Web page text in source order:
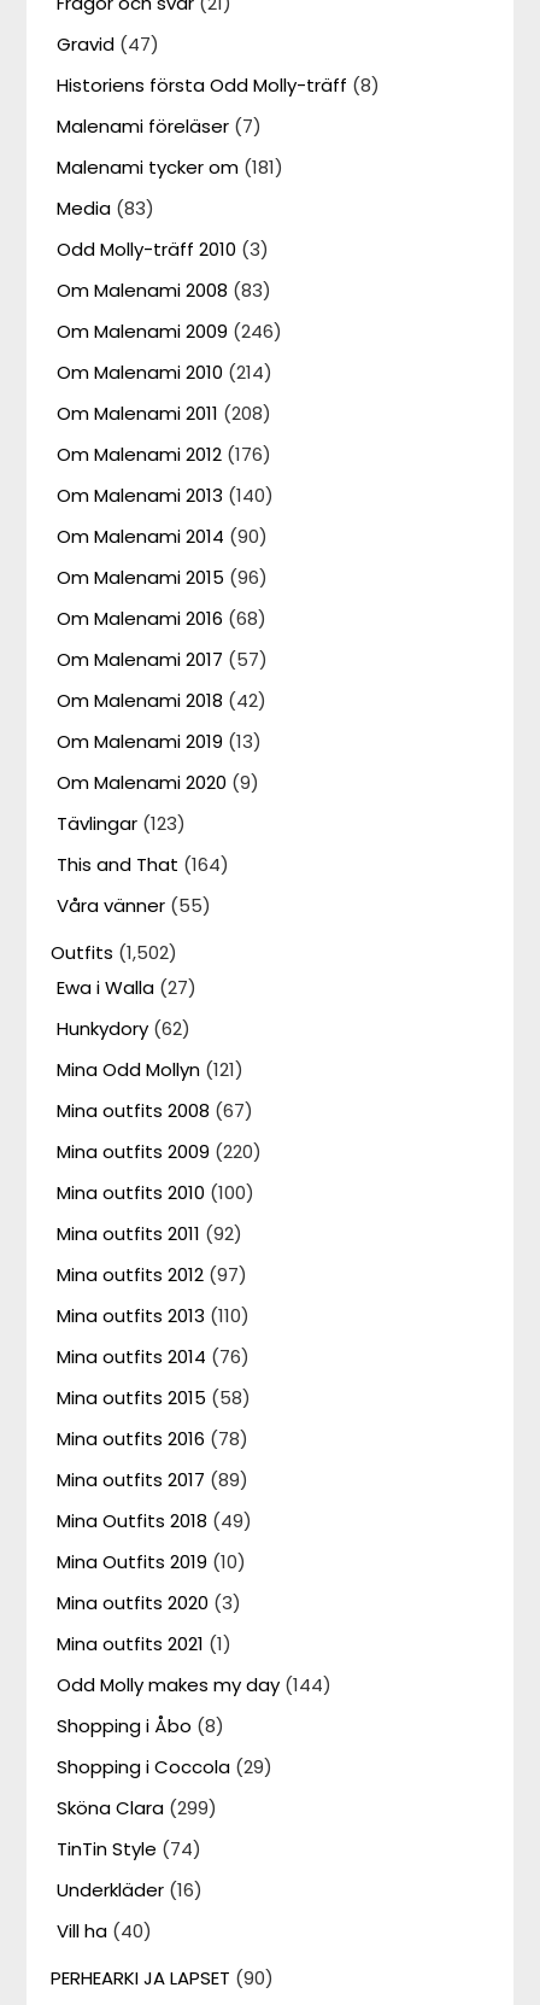
Gravid (47)
Historiens första Odd Molly-träff (8)
Malenami föreläser (7)
Malenami tycker om (181)
Media (83)
Odd Molly-träff 2010 (3)
Om Malenami 2008 (83)
Om Malenami 2009 (246)
Om Malenami 2010 (214)
Om Malenami 2011 (208)
Om Malenami 2012 (176)
Om Malenami 2013 (140)
Om Malenami 2014 (90)
Om Malenami 2015 (96)
Om Malenami 2016 (68)
Om Malenami 2017 (57)
Om Malenami 2018 (42)
Om Malenami 2019 (13)
Om Malenami 2020 (9)
Tävlingar (123)
This and That (164)
Våra vänner (55)
Outfits (1,502)
Ewa i Walla (27)
Hunkydory (62)
Mina Odd Mollyn (121)
Mina outfits 2008 (67)
Mina outfits 2009 (220)
Mina outfits 2010 (100)
Mina outfits 2011 (92)
Mina outfits 2012 (97)
Mina outfits 2013 (110)
Mina outfits 2014 (76)
Mina outfits 2015 (58)
Mina outfits 2016 (78)
Mina outfits 2017 (89)
Mina Outfits 2018 (49)
Mina Outfits 2019 (10)
Mina outfits 2020 (3)
Mina outfits 2021 (1)
Odd Molly makes my day (144)
Shopping i Åbo (8)
Shopping i Coccola (29)
Sköna Clara (299)
TinTin Style (74)
Underkläder (16)
Vill ha (40)
PERHEARKI JA LAPSET (90)